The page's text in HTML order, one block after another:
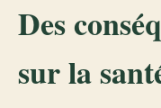
Des
sur la